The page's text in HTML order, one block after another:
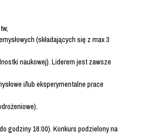
(składających się z max 3
naukowej). Liderem jest zawsze
i/lub eksperymentalne prace
godziny 16:00). Konkurs podzielony na